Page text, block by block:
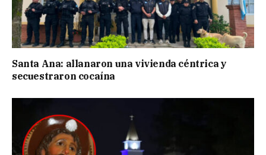
Santa Ana: allanaron una vivienda céntrica y
secuestraron cocaína